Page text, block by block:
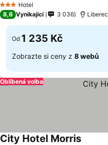
3 Počet hvězdiček
Hotel
8,6 Vynikající 3 036 Liberec
Od 1 235 Kč
Zobrazte si ceny z 8 webů
Oblíbená volba
City Hotel Morris